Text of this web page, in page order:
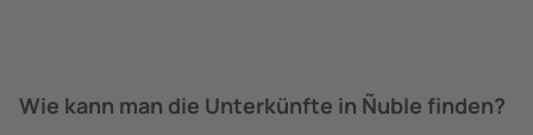
Wie kann man die Unterkünfte in Ñuble finden?